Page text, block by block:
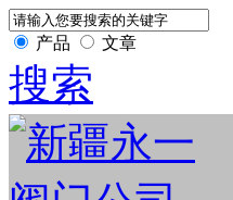
产品 文章
搜索